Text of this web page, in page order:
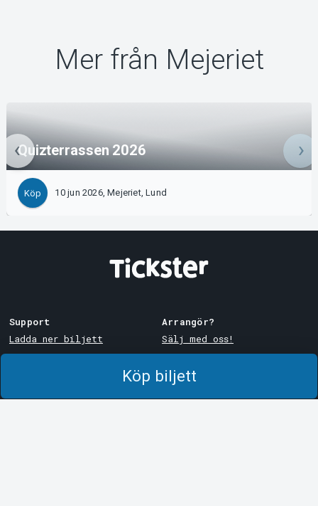
Köp biljett
Mer från Mejeriet
Quizterrassen 2026
Köp 10 jun 2026, Mejeriet, Lund
Support
Ladda ner biljett
Köp- och leveransvillkor
Integritetspolicy
Arrangör?
Sälj med oss!
System Support